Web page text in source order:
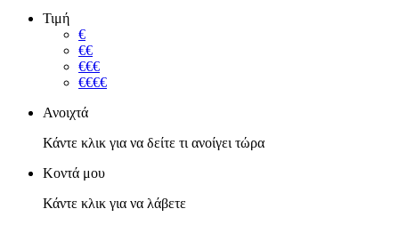
Τιμή
€
€€
€€€
€€€€
Ανοιχτά
Κάντε κλικ για να δείτε τι ανοίγει τώρα
Κοντά μου
Κάντε κλικ για να λάβετε